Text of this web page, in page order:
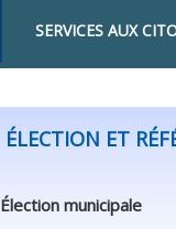
SERVICES AUX
ÉLECTION ET
Élection municipale